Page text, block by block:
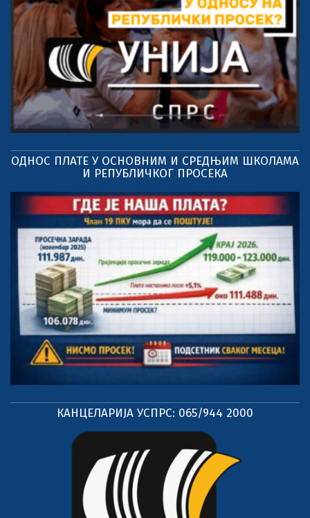
ОДНОС ПЛАТЕ У ОСНОВНИМ И СРЕДЊИМ ШКОЛАМА
И РЕПУБЛИЧКОГ ПРОСЕКА
КАНЦЕЛАРИЈА УСПРС: 065/944 2000